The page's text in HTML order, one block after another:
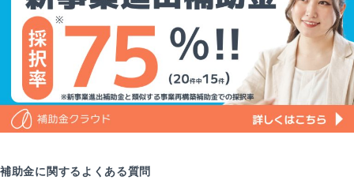
補助金に関するよくある質問